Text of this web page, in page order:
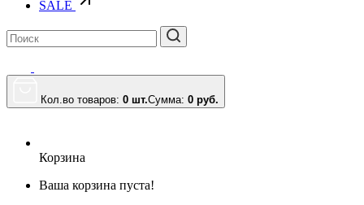
SALE
Кол.во товаров: 0 шт.Сумма: 0 руб.
Корзина
Ваша корзина пуста!